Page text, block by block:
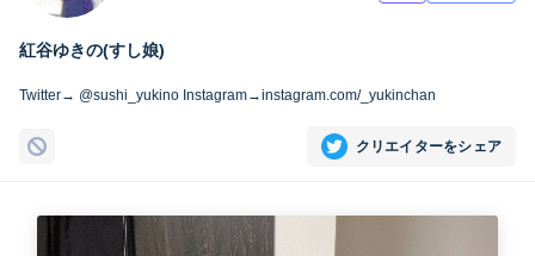
紅谷ゆきの(すし娘)
Twitter→ @sushi_yukino Instagram→instagram.com/_yukinchan
クリエイターをシェア